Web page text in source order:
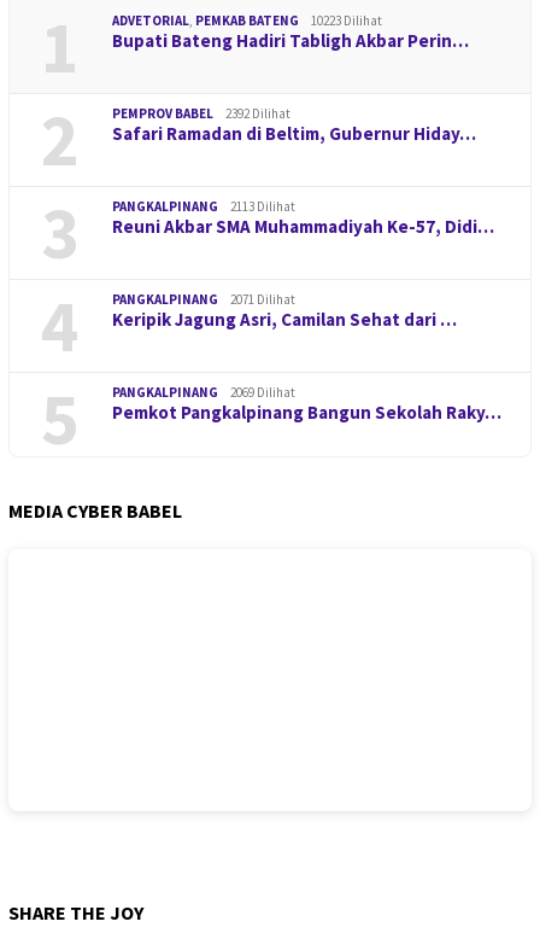
1 ADVETORIAL, PEMKAB BATENG 10223 Dilihat
Bupati Bateng Hadiri Tabligh Akbar Perin…
2 PEMPROV BABEL 2392 Dilihat
Safari Ramadan di Beltim, Gubernur Hiday…
3 PANGKALPINANG 2113 Dilihat
Reuni Akbar SMA Muhammadiyah Ke-57, Didi…
4 PANGKALPINANG 2071 Dilihat
Keripik Jagung Asri, Camilan Sehat dari …
5 PANGKALPINANG 2069 Dilihat
Pemkot Pangkalpinang Bangun Sekolah Raky…
MEDIA CYBER BABEL
SHARE THE JOY